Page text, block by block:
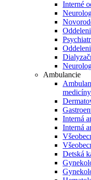
Interné
Ambulancie
medicíny
Interná
Interná
Detská